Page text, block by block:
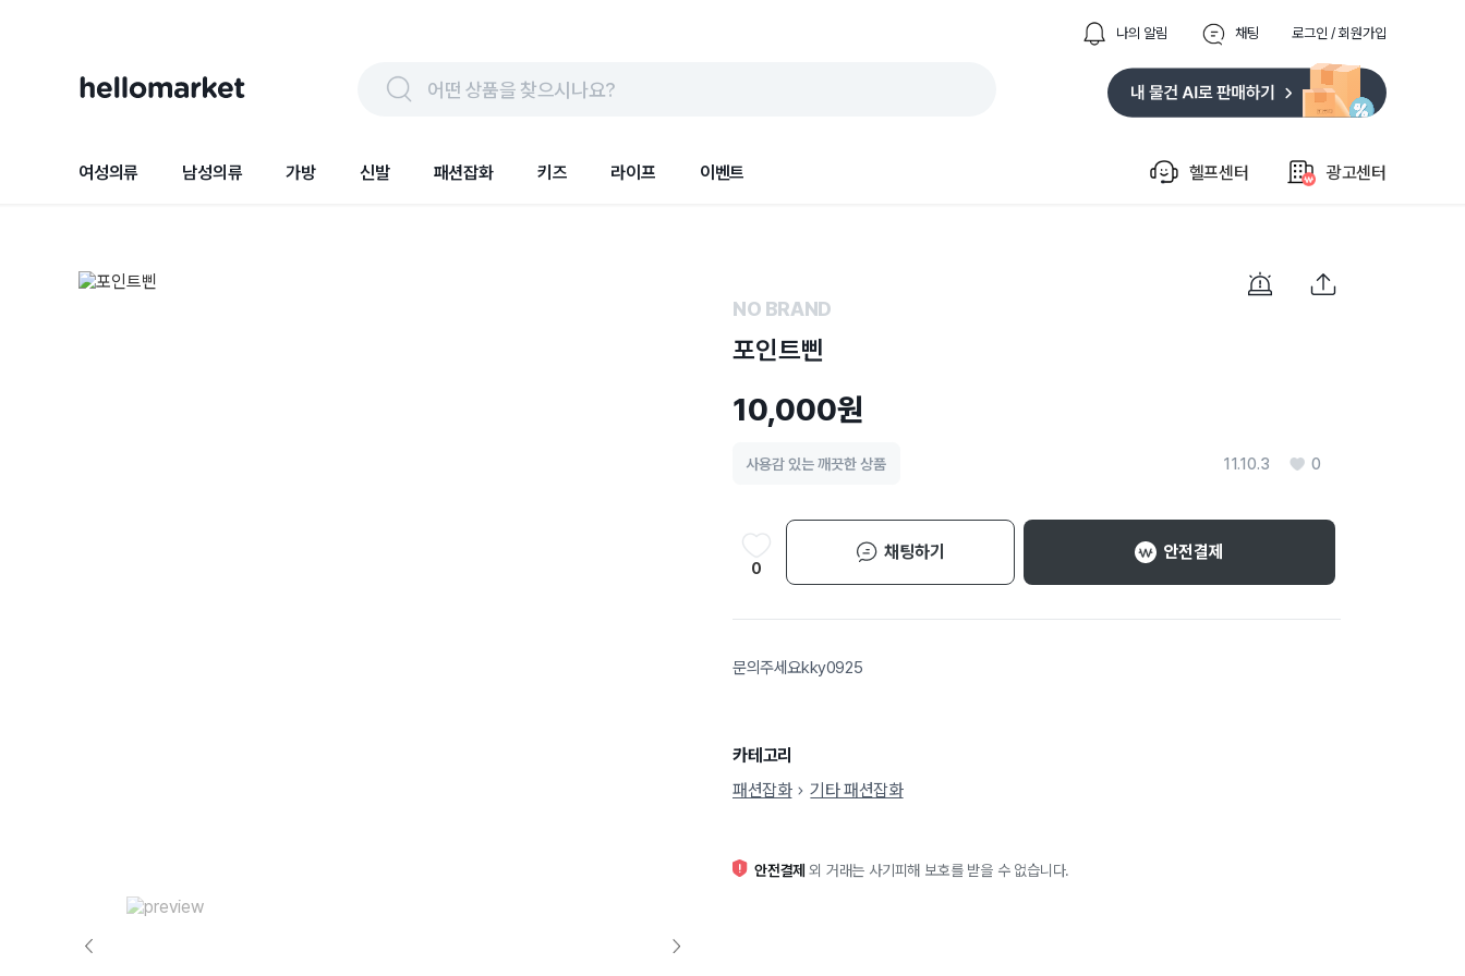
나의 알림 채팅 로그인 / 회원가입
어떤 상품을 찾으시나요?
여성의류 남성의류 가방 신발 패션잡화 키즈 라이프 이벤트 헬프센터 광고센터
NO BRAND
포인트삔
10,000원
11.10.3 0
사용감 있는 깨끗한 상품
0
채팅하기 안전결제
문의주세요kky0925
카테고리
패션잡화
기타 패션잡화
안전결제 외 거래는 사기피해 보호를 받을 수 없습니다.